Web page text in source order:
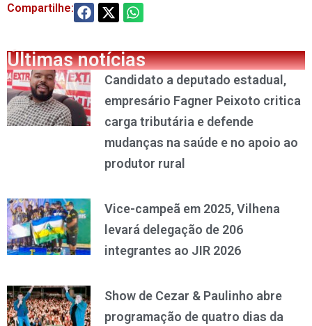
Compartilhe:
Últimas notícias
Candidato a deputado estadual,
empresário Fagner Peixoto critica
carga tributária e defende
mudanças na saúde e no apoio ao
produtor rural
Vice-campeã em 2025, Vilhena
levará delegação de 206
integrantes ao JIR 2026
Show de Cezar & Paulinho abre
programação de quatro dias da